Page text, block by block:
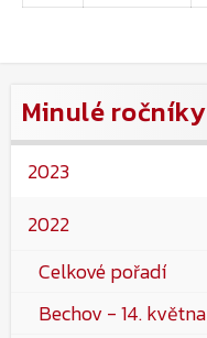
Minulé ročníky
2023
2022
Celkové pořadí
Bechov - 14. května